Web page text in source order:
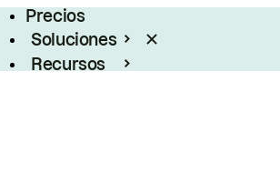
Precios
Soluciones
Recursos